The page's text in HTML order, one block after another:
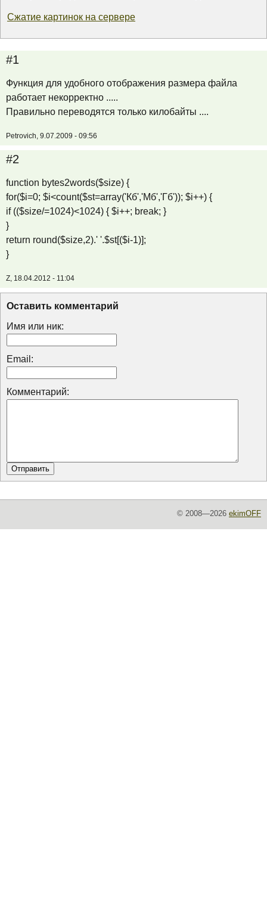
Сжатие картинок на сервере
#1
Функция для удобного отображения размера файла
работает некорректно .....
Правильно переводятся только килобайты ....
Petrovich, 9.07.2009 - 09:56
#2
function bytes2words($size) {
for($i=0; $i<count($st=array('Кб','Мб','Гб')); $i++) {
if (($size/=1024)<1024) { $i++; break; }
}
return round($size,2).' '.$st[($i-1)];
}
Z, 18.04.2012 - 11:04
Оставить комментарий
Имя или ник:
Email:
Комментарий:
© 2008—2026 ekimOFF